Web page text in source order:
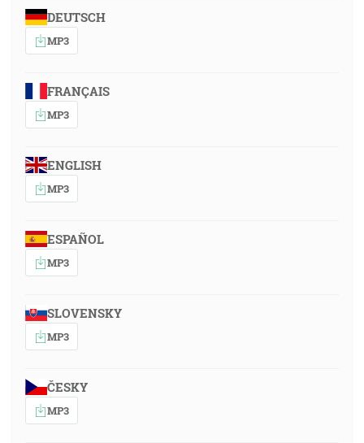
DEUTSCH
MP3
FRANÇAIS
MP3
ENGLISH
MP3
ESPAÑOL
MP3
SLOVENSKY
MP3
ČESKY
MP3